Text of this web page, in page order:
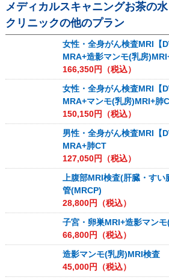
メディカルスキャニングお茶の
クリニックの他のプラン
女性・全身がん検査MRI【
MRA+造影マンモ(乳房
166,350円（税込）
女性・全身がん検査MRI【
MRA+マンモ(乳房)MRI+肺
150,150円（税込）
男性・全身がん検査MRI【
MRA+肺CT
127,050円（税込）
上腹部MRI検査(肝臓・すい
管(MRCP)
28,800円（税込）
子宮・卵巣MRI+造影マン
66,800円（税込）
造影マンモ(乳房)MRI検査
45,000円（税込）